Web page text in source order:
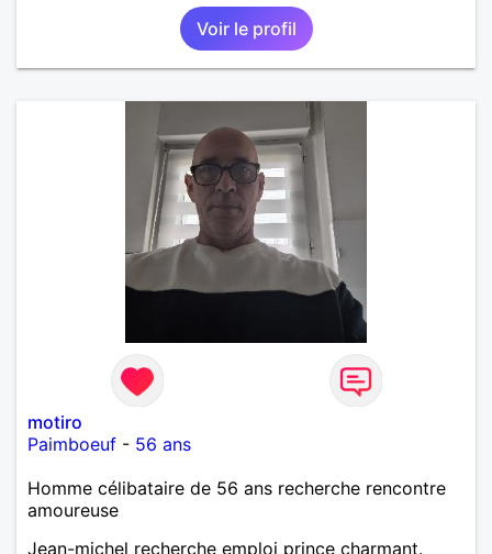
Voir le profil
motiro
Paimboeuf - 56 ans
Homme célibataire de 56 ans recherche rencontre
amoureuse
Jean-michel recherche emploi prince charmant.